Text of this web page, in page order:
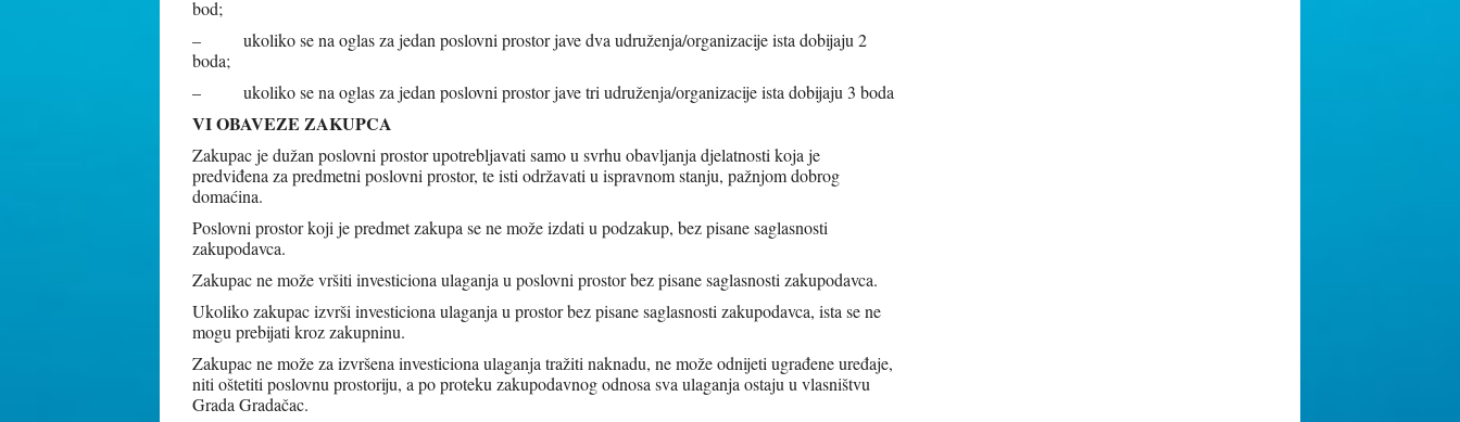
bod;
– ukoliko se na oglas za jedan poslovni prostor jave dva udruženja/organizacije ista dobijaju 2
boda;
– ukoliko se na oglas za jedan poslovni prostor jave tri udruženja/organizacije ista dobijaju 3 boda
VI OBAVEZE ZAKUPCA
Zakupac je dužan poslovni prostor upotrebljavati samo u svrhu obavljanja djelatnosti koja je
predviđena za predmetni poslovni prostor, te isti održavati u ispravnom stanju, pažnjom dobrog
domaćina.
Poslovni prostor koji je predmet zakupa se ne može izdati u podzakup, bez pisane saglasnosti
zakupodavca.
Zakupac ne može vršiti investiciona ulaganja u poslovni prostor bez pisane saglasnosti zakupodavca.
Ukoliko zakupac izvrši investiciona ulaganja u prostor bez pisane saglasnosti zakupodavca, ista se ne
mogu prebijati kroz zakupninu.
Zakupac ne može za izvršena investiciona ulaganja tražiti naknadu, ne može odnijeti ugrađene uređaje,
niti oštetiti poslovnu prostoriju, a po proteku zakupodavnog odnosa sva ulaganja ostaju u vlasništvu
Grada Gradačac.